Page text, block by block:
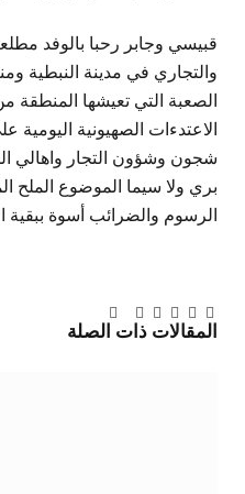
قبيسي وجابر رحبا بالوفد
والتجاري في مدينة النبطية
الصعبة التي تعيشها
الاعتدءات الصهيونية اليومية
شجون وشؤون التجار واهالي
بري ولا سيما الموضوع الملح
الرسوم والضرائب أسوة ببقية
فيسبوك
تويتربينتيريست
لينكدإن
Tumblr
تيلقرام
البريد
الإلكتروني
المقالات ذات الصلة